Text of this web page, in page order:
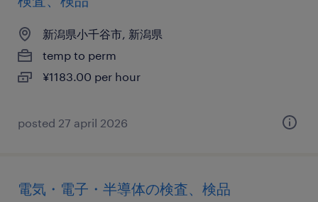
新潟県小千谷市, 新潟県
temp to perm
¥1183.00 per hour
posted 27 april 2026
電気・電子・半導体の検査、検品